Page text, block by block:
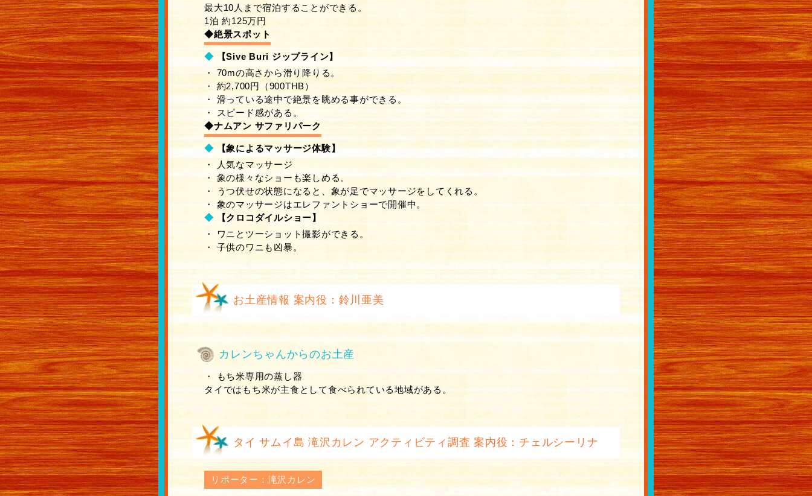
最大10人まで宿泊することができる。
1泊 約125万円
◆絶景スポット
◆ 【Sive Buri ジップライン】
・ 70mの高さから滑り降りる。
・ 約2,700円（900THB）
・ 滑っている途中で絶景を眺める事ができる。
・ スピード感がある。
◆ナムアン サファリパーク
◆ 【象によるマッサージ体験】
・ 人気なマッサージ
・ 象の様々なショーも楽しめる。
・ うつ伏せの状態になると、象が足でマッサージをしてくれる。
・ 象のマッサージはエレファントショーで開催中。
◆ 【クロコダイルショー】
・ ワニとツーショット撮影ができる。
・ 子供のワニも凶暴。
お土産情報 案内役：鈴川亜美
カレンちゃんからのお土産
・ もち米専用の蒸し器
タイではもち米が主食として食べられている地域がある。
タイ サムイ島 滝沢カレン アクティビティ調査 案内役：チェルシーリナ
リポーター：滝沢カレン